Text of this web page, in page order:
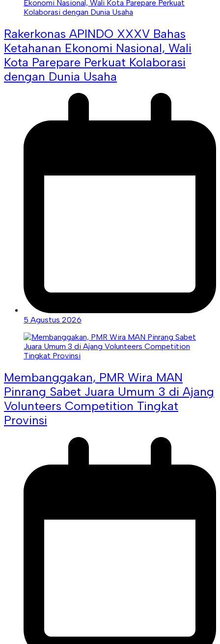
Rakerkonas APINDO XXXV Bahas
Ketahanan Ekonomi Nasional, Wali
Kota Parepare Perkuat Kolaborasi
dengan Dunia Usaha
5 Agustus 2026
Membanggakan, PMR Wira MAN
Pinrang Sabet Juara Umum 3 di Ajang
Volunteers Competition Tingkat
Provinsi